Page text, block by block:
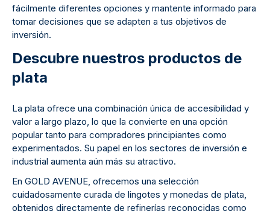
fácilmente diferentes opciones y mantente informado para
tomar decisiones que se adapten a tus objetivos de
inversión.
Descubre nuestros productos de
plata
La plata ofrece una combinación única de accesibilidad y
valor a largo plazo, lo que la convierte en una opción
popular tanto para compradores principiantes como
experimentados. Su papel en los sectores de inversión e
industrial aumenta aún más su atractivo.
En GOLD AVENUE, ofrecemos una selección
cuidadosamente curada de lingotes y monedas de plata,
obtenidos directamente de refinerías reconocidas como